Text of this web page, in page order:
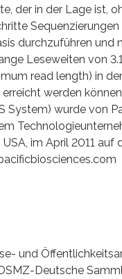
der in der Lage ist,
Sequenzierungen
durchzuführen und
Leseweiten von
read length) in
werden
System) wurde von
USA, im April 2011 auf
und
Deutsche